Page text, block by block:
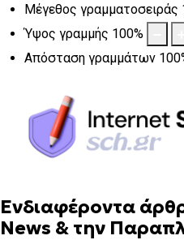
Μέγεθος γραμματοσειράς
Ύψος γραμμής 100%
Απόσταση γραμμάτων 100
Ενδιαφέροντα
News & την